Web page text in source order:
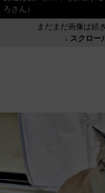
ろさん）
まだまだ画像は続
↓ スクロー